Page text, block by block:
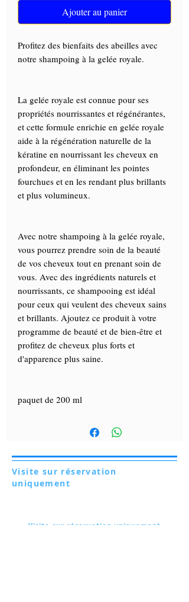
Ajouter au panier
Profitez des bienfaits des abeilles avec
notre shampoing à la gelée royale.
La gelée royale est connue pour ses
propriétés nourrissantes et régénérantes,
et cette formule enrichie en gelée royale
aide à la régénération naturelle de la
kératine en nourrissant les cheveux en
profondeur, en éliminant les pointes
fourchues et en les rendant plus brillants
et plus volumineux.
Avec notre shampoing à la gelée royale,
vous pourrez prendre soin de la beauté
de vos cheveux tout en prenant soin de
vous. Avec des ingrédients naturels et
nourrissants, ce shampooing est idéal
pour ceux qui veulent des cheveux sains
et brillants. Ajoutez ce produit à votre
programme de beauté et de bien-être et
profitez de cheveux plus forts et
d'apparence plus saine.
paquet de 200 ml
Visite sur réservation uniquement
Visite sur réservation
uniquement